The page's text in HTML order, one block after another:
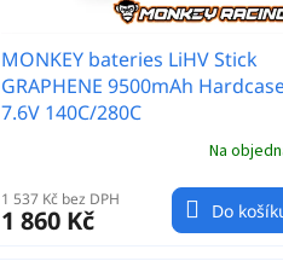
MONKEY bateries LiHV Stick
GRAPHENE 9500mAh
7.6V 140C/280C
Na
1 537 Kč bez DPH
1 860 Kč Do